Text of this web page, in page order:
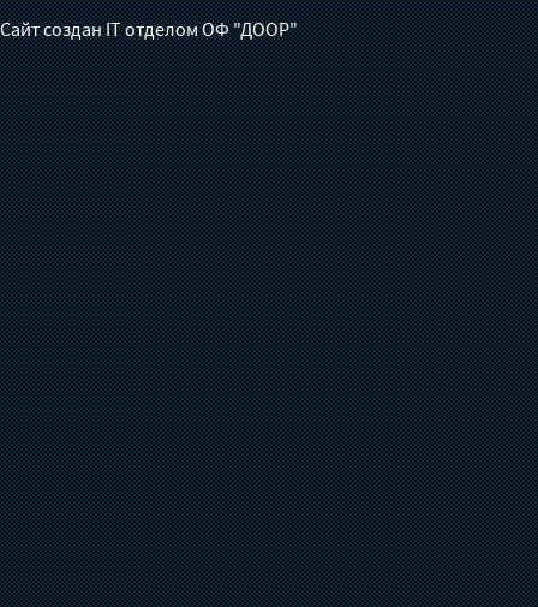
на себя борьбу с
туберкулезом?
толгон
Сайт создан IT отделом ОФ "ДООР"